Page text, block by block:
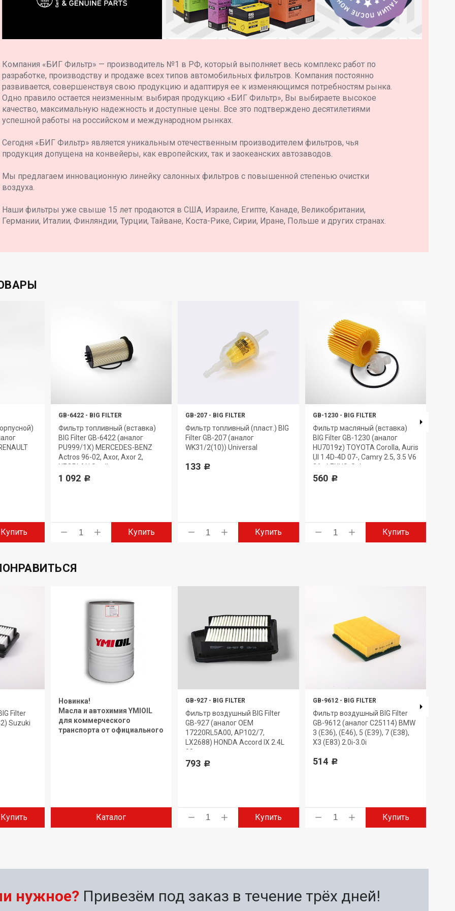
Компания «БИГ Фильтр» — производитель №1 в РФ, который выполняет весь комплекс работ по
разработке, производству и продаже всех типов автомобильных фильтров. Компания постоянно
развивается, совершенствуя свою продукцию и адаптируя ее к изменяющимся потребностям рынка.
Одно правило остается неизменным: выбирая продукцию «БИГ Фильтр», Вы выбираете высокое
качество, максимальную надежность и доступные цены. Все это подтверждено десятилетиями
успешной работы на российском и международном рынках.
Сегодня «БИГ Фильтр» является уникальным отечественным производителем фильтров, чья
продукция допущена на конвейеры, как европейских, так и заокеанских автозаводов.
Мы предлагаем инновационную линейку салонных фильтров с повышенной степенью очистки
воздуха.
Наши фильтры уже свыше 15 лет продаются в США, Израиле, Египте, Канаде, Великобритании,
Германии, Италии, Финляндии, Турции, Тайване, Коста-Рике, Сирии, Иране, Польше и других странах.
Купить
GB-6422 - BIG FILTER
Фильтр топливный (вставка)
BIG Filter GB-6422 (аналог
PU999/1X) MERCEDES-BENZ
Actros 96-02, Axor, Axor 2,
NEOPLAN Starliner
1 092 Р
Купить
GB-207 - BIG FILTER
Фильтр топливный (пласт.) BIG
Filter GB-207 (аналог
WK31/2(10)) Universal
133 Р
Купить
GB-1230 - BIG FILTER
Фильтр масляный (вставка)
BIG Filter GB-1230 (аналог
HU7019z) TOYOTA Corolla, Auris
I,II 1.4D-4D 07-, Camry 2.5, 3.5 V6
06-, LEXUS, Subaru
560 Р
Купить
Filter
Suzuki
Купить
Новинка!
Масла и автохимия YMIOIL
для коммерческого
транспорта от официального
Каталог
GB-927 - BIG FILTER
Фильтр воздушный BIG Filter
GB-927 (аналог OEM
17220RL5A00, AP102/7,
LX2688) HONDA Accord IX 2.4L
08-
793 Р
Купить
GB-9612 - BIG FILTER
Фильтр воздушный BIG Filter
GB-9612 (аналог C25114) BMW
3 (E36), (E46), 5 (E39), 7 (E38),
X3 (E83) 2.0i-3.0i
514 Р
Купить
нужное? Привезём под заказ в течение трёх дней!